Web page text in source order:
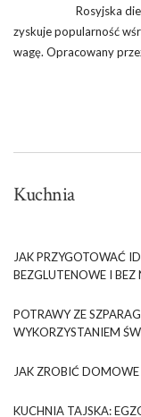
Rosyjska
zyskuje popularność
wagę. Opracowany
Kuchnia
JAK PRZYGOTOWAĆ
BEZGLUTENOWE I BEZ
POTRAWY ZE
WYKORZYSTANIEM
JAK ZROBIĆ
KUCHNIA TAJSKA: